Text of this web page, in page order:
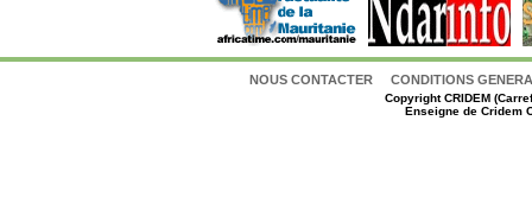
NOUS CONTACTER CONDITIONS
CopyrightCRIDEM
Enseigne de Cridem